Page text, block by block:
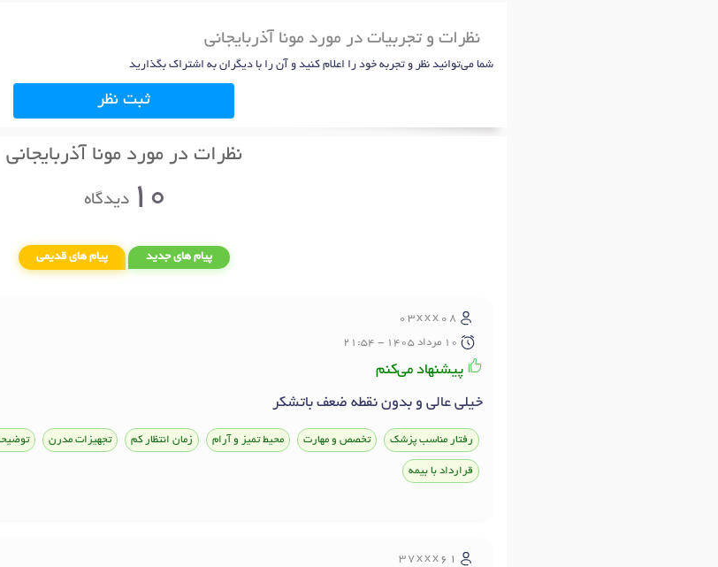
نظرات و تجربیات در مورد مونا آذربایجانی
شما می‌توانید نظر و تجربه خود را اعلام کنید و آن را با دیگران به اشتراک بگذارید
ثبت نظر
نظرات در مورد مونا آذربایجانی
10دیدگاه
پیام های جدید پیام های قدیمی
03xxx08
10 مرداد 1405 - 21:54
پیشنهاد می‌کنم
خیلی عالی و بدون نقطه ضعف باتشکر
رفتار مناسب پزشک تخصص و مهارت محیط تمیز و آرام زمان انتظار کم تجهیزات مدرن
قرارداد با بیمه
37xxx61